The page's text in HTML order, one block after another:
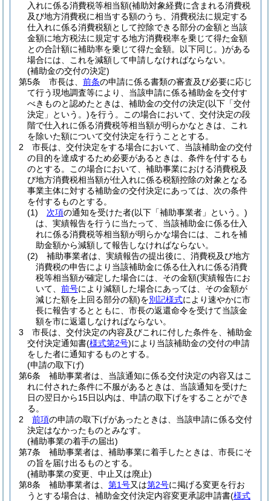
入れに係る消費税等相当額(補助対象経費に含まれる消費税
及び地方消費税に相当する額のうち、消費税法に規定する
仕入れに係る消費税額として控除できる部分の金額と当該
金額に地方税法に規定する地方消費税率を乗じて得た金額
との合計額に補助率を乗じて得た金額。以下同じ。)がある
場合には、これを減額して申請しなければならない。
(補助金の交付の決定)
第5条
市長は、 前条の申請に係る書類の審査及び必要に応じ
て行う現地調査等により、当該申請に係る補助金を交付す
べきものと認めたときは、補助金の交付の決定(以下「交付
決定」という。)を行う。
この場合において、交付決定の段
階で仕入れに係る消費税等相当額が明らかなときは、これ
を除いた額について交付決定を行うこととする。
2
市長は、交付決定をする場合において、当該補助金の交付
の目的を達成するため必要があるときは、条件を付するも
のとする。
この場合において、補助事業における消費税及
び地方消費税相当額が仕入れに係る税額控除の対象となる
事業主体に対する補助金の交付決定にあっては、次の条件
を付するものとする。
(1)
次項の通知を受けた者(以下「補助事業者」という。)
は、実績報告を行うに当たって、当該補助金に係る仕入
れに係る消費税等相当額が明らかな場合には、これを補
助金額から減額して報告しなければならない。
(2)
補助事業者は、実績報告の提出後に、消費税及び地方
消費税の申告により当該補助金に係る仕入れに係る消費
税等相当額が確定した場合には、その金額(実績報告にお
いて、 前号により減額した場合にあっては、その金額が
減じた額を上回る部分の額)を別記様式により速やかに市
長に報告するとともに、市長の返還命令を受けて当該金
額を市に返還しなければならない。
3
市長は、交付決定の内容及びこれに付した条件を、補助金
交付決定通知書(様式第2号)により当該補助金の交付の申請
をした者に通知するものとする。
(申請の取下げ)
第6条
補助事業者は、当該通知に係る交付決定の内容又はこ
れに付された条件に不服があるときは、当該通知を受けた
日の翌日から15日以内は、申請の取下げをすることができ
る。
2
前項の申請の取下げがあったときは、当該申請に係る交付
決定はなかったものとみなす。
(補助事業の着手の届出)
第7条
補助事業者は、補助事業に着手したときは、市長にそ
の旨を届け出るものとする。
(補助事業の変更、中止又は廃止)
第8条
補助事業者は、 第1号又は第2号に掲げる変更を行お
うとする場合は、補助金交付決定内容変更承認申請書(様式